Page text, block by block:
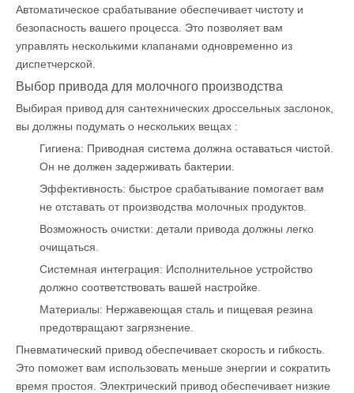
Автоматическое срабатывание обеспечивает чистоту и
безопасность вашего процесса. Это позволяет вам
управлять несколькими клапанами одновременно из
диспетчерской.
Выбор привода для молочного производства
Выбирая привод для сантехнических дроссельных заслонок,
вы должны подумать о нескольких вещах :
Гигиена: Приводная система должна оставаться чистой.
Он не должен задерживать бактерии.
Эффективность: быстрое срабатывание помогает вам
не отставать от производства молочных продуктов.
Возможность очистки: детали привода должны легко
очищаться.
Системная интеграция: Исполнительное устройство
должно соответствовать вашей настройке.
Материалы: Нержавеющая сталь и пищевая резина
предотвращают загрязнение.
Пневматический привод обеспечивает скорость и гибкость.
Это поможет вам использовать меньше энергии и сократить
время простоя. Электрический привод обеспечивает низкие